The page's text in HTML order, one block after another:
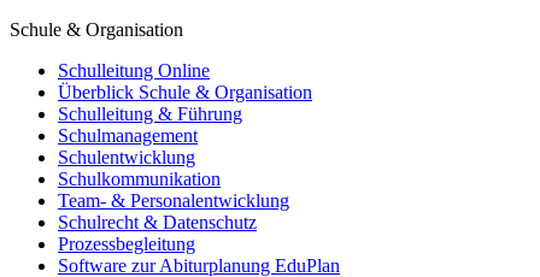
Schule & Organisation
Schulleitung Online
Überblick Schule & Organisation
Schulleitung & Führung
Schulmanagement
Schulentwicklung
Schulkommunikation
Team- & Personalentwicklung
Schulrecht & Datenschutz
Prozessbegleitung
Software zur Abiturplanung EduPlan